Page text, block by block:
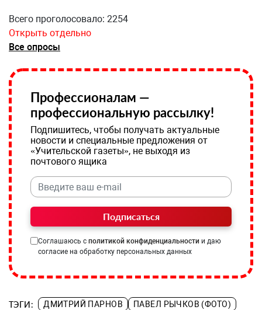
Всего проголосовало: 2254
Открыть отдельно
Все опросы
Профессионалам —
профессиональную рассылку!
Подпишитесь, чтобы получать актуальные
новости и специальные предложения от
«Учительской газеты», не выходя из
почтового ящика
Подписаться
Соглашаюсь с политикой конфиденциальности и даю
согласие на обработку персональных данных
ТЭГИ: ДМИТРИЙ ПАРНОВ ПАВЕЛ РЫЧКОВ (ФОТО)